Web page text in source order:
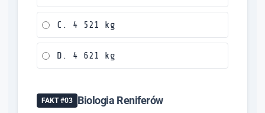
C. 4 521 kg
D. 4 621 kg
FAKT #03 Biologia Reniferów